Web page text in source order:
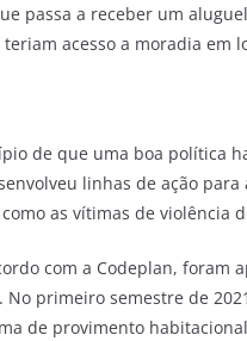
passa a receber um
acesso a moradia em
de que uma boa política
linhas de ação
as vítimas de violência
com a Codeplan, foram
No primeiro semestre de
de provimento